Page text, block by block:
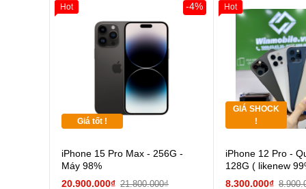
Pin dự phòng và
các Phụ Kiện Khác
Pin
các Phụ Kiện Khác
Giá tốt !
iPhone 15 Pro Max - 256G -
Máy 98%
20.900.000₫ 21.800.000₫
-4%
Hot
GIÁ SHOCK
!
Giảm 100.000đ
Thân Thiết
màn
tai
iPhone 12 Pro -
128G ( likenew
8.300.000₫
Hot